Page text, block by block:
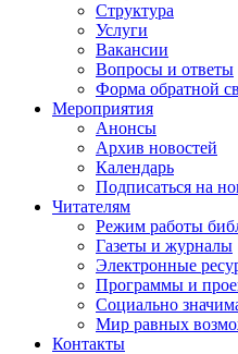
Структура
Услуги
Вакансии
Вопросы и ответы
Форма обратной
Мероприятия
Анонсы
Архив новостей
Календарь
Подписаться на
Читателям
Режим работы
Газеты и журналы
Электронные
Программы и
Социально
Мир равных
Контакты